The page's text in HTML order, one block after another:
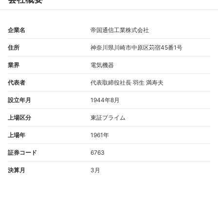
企業名 帝国通信工業株式会社
住所 神奈川県川崎市中原区苅宿45番1号
業界 電気機器
代表者 代表取締役社長 羽生 満寿夫
設立年月 1944年8月
上場区分 東証プライム
上場年 1961年
証券コード 6763
決算月 3月